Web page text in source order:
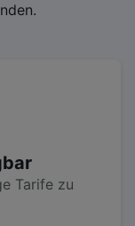
Tarife zu